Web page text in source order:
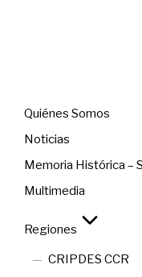
Quiénes Somos
Noticias
Memoria Histórica –
Multimedia
Regiones
CRIPDES CCR